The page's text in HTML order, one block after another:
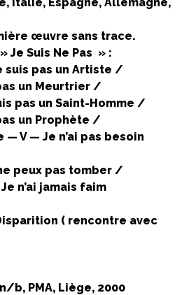
œuvre sans trace.
Je Suis Ne Pas » :
pas un Artiste /
un Meurtrier /
pas un Saint-Homme /
un Prophète /
— V — Je n’ai pas besoin
peux pas tomber /
n’ai jamais faim
( rencontre avec
b, PMA, Liège, 2000